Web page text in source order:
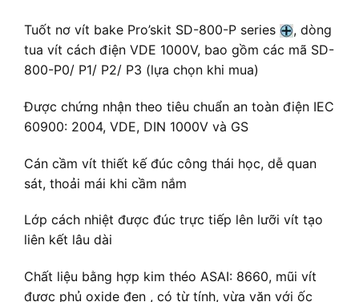
Tuốt nơ vít bake Pro’skit SD-800-P series
, dòng
tua vít cách điện VDE 1000V, bao gồm các mã SD-
800-P0/ P1/ P2/ P3 (lựa chọn khi mua)
Được chứng nhận theo tiêu chuẩn an toàn điện IEC
60900: 2004, VDE, DIN 1000V và GS
Cán cầm vít thiết kế đúc công thái học, dễ quan
sát, thoải mái khi cầm nắm
Lớp cách nhiệt được đúc trực tiếp lên lưỡi vít tạo
liên kết lâu dài
Chất liệu bằng hợp kim théo ASAI: 8660, mũi vít
được phủ oxide đen , có từ tính, vừa vặn với ốc